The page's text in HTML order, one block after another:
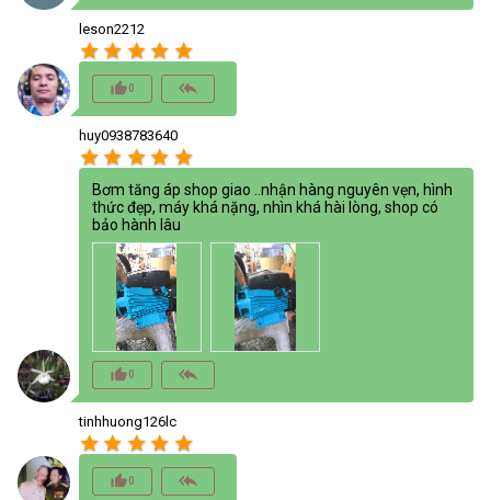
leson2212
star star star star star
thumb_up_alt0 reply_all
huy0938783640
star star star star star
Bơm tăng áp shop giao ..nhận hàng nguyên vẹn, hình
thức đẹp, máy khá nặng, nhìn khá hài lòng, shop có
bảo hành lâu
thumb_up_alt0 reply_all
tinhhuong126lc
star star star star star
thumb_up_alt0 reply_all